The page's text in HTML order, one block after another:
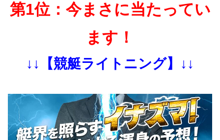
第1位：今まさに当たってい
ます！
↓↓【競艇ライトニング】↓↓